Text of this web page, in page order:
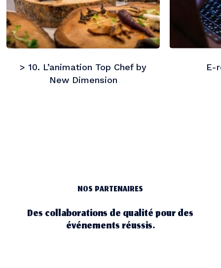
> 10. L’animation Top Chef by
New Dimension
E-
NOS PARTENAIRES
Des collaborations de qualité pour des
événements réussis.